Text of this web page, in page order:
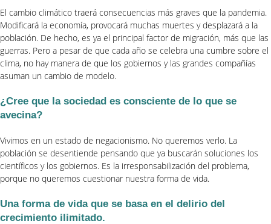
El cambio climático traerá consecuencias más graves que la pandemia.
Modificará la economía, provocará muchas muertes y desplazará a la
población. De hecho, es ya el principal factor de migración, más que las
guerras. Pero a pesar de que cada año se celebra una cumbre sobre el
clima, no hay manera de que los gobiernos y las grandes compañías
asuman un cambio de modelo.
¿Cree que la sociedad es consciente de lo que se
avecina?
Vivimos en un estado de negacionismo. No queremos verlo. La
población se desentiende pensando que ya buscarán soluciones los
científicos y los gobiernos. Es la irresponsabilización del problema,
porque no queremos cuestionar nuestra forma de vida.
Una forma de vida que se basa en el delirio del
crecimiento ilimitado.